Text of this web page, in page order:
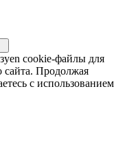
cookie-файлы для
сайта. Продолжая
с использованием